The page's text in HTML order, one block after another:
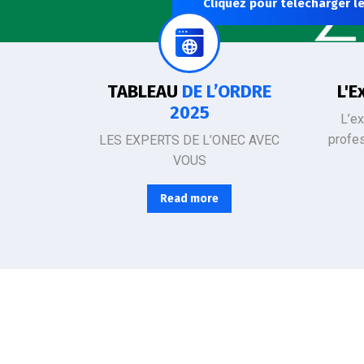
TABLEAU DE L’ORDRE
2025
LES EXPERTS DE L’ONEC AVEC
VOUS
Read more